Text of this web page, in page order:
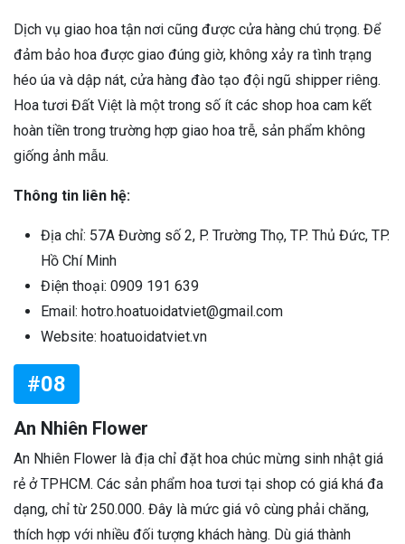
Dịch vụ giao hoa tận nơi cũng được cửa hàng chú trọng. Để
đảm bảo hoa được giao đúng giờ, không xảy ra tình trạng
héo úa và dập nát, cửa hàng đào tạo đội ngũ shipper riêng.
Hoa tươi Đất Việt là một trong số ít các shop hoa cam kết
hoàn tiền trong trường hợp giao hoa trễ, sản phẩm không
giống ảnh mẫu.
Thông tin liên hệ:
Địa chỉ: 57A Đường số 2, P. Trường Thọ, TP. Thủ Đức, TP.
Hồ Chí Minh
Điện thoại: 0909 191 639
Email: hotro.hoatuoidatviet@gmail.com
Website: hoatuoidatviet.vn
#08
An Nhiên Flower
An Nhiên Flower là địa chỉ đặt hoa chúc mừng sinh nhật giá
rẻ ở TPHCM. Các sản phẩm hoa tươi tại shop có giá khá đa
dạng, chỉ từ 250.000. Đây là mức giá vô cùng phải chăng,
thích hợp với nhiều đối tượng khách hàng. Dù giá thành